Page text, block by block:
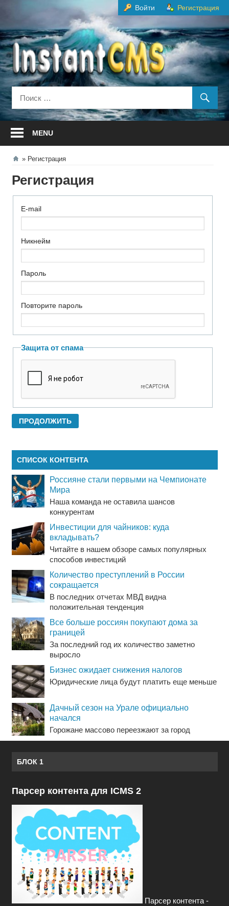
содержанию
Войти Регистрация
MENU
Регистрация
Регистрация
E-mail
Никнейм
Пароль
Повторите пароль
Защита от спама
СПИСОК КОНТЕНТА
Россияне стали первыми на Чемпионате
Мира
Наша команда не оставила шансов
конкурентам
Инвестиции для чайников: куда
вкладывать?
Читайте в нашем обзоре самых популярных
способов инвестиций
Количество преступлений в России
сокращается
В последних отчетах МВД видна
положительная тенденция
Все больше россиян покупают дома за
границей
За последний год их количество заметно
выросло
Бизнес ожидает снижения налогов
Юридические лица будут платить еще меньше
Дачный сезон на Урале официально
начался
Горожане массово переезжают за город
БЛОК 1
Парсер контента для ICMS 2
Парсер контента -